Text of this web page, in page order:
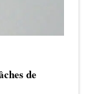
de